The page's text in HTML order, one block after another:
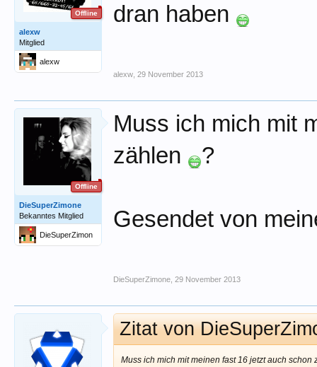
Offline
alexw
Mitglied
alexw
dran haben
alexw 29 November 2013
Offline
DieSuperZimone
Bekanntes Mitglied
DieSuperZimon
e
Muss ich mich mit
zählen
?
Gesendet von
DieSuperZimone 29 November 2013
Zitat von
Muss ich mich mit meinen fast 16 jetzt auch